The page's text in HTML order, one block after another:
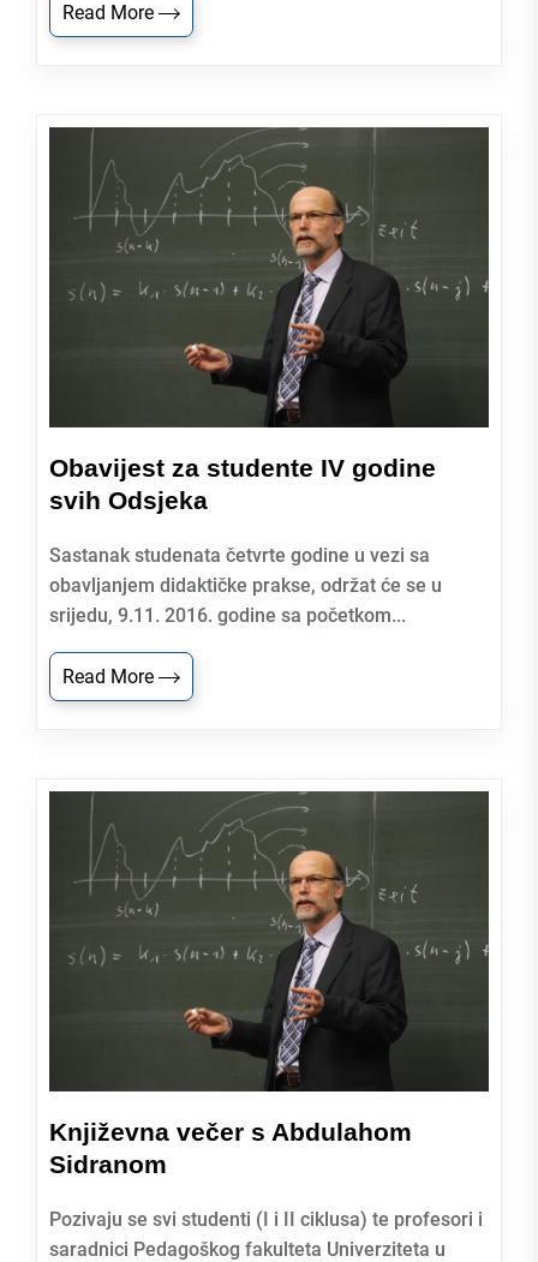
Read More
Obavijest za studente IV godine
svih Odsjeka
Sastanak studenata četvrte godine u vezi sa
obavljanjem didaktičke prakse, održat će se u
srijedu, 9.11. 2016. godine sa početkom...
Read More
Književna večer s Abdulahom
Sidranom
Pozivaju se svi studenti (I i II ciklusa) te profesori i
saradnici Pedagoškog fakulteta Univerziteta u